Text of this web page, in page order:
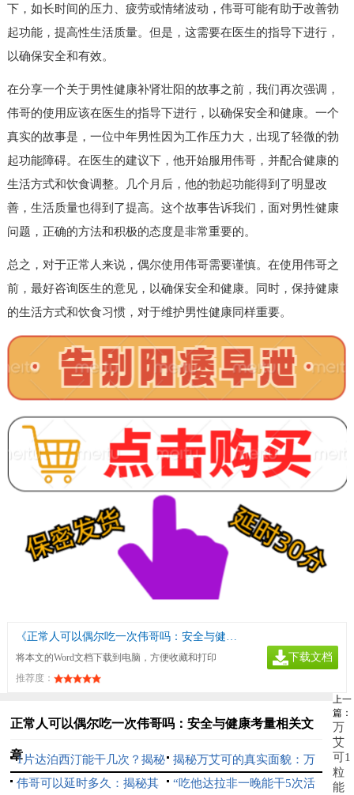
下，如长时间的压力、疲劳或情绪波动，伟哥可能有助于改善勃
起功能，提高性生活质量。但是，这需要在医生的指导下进行，
以确保安全和有效。
在分享一个关于男性健康补肾壮阳的故事之前，我们再次强调，
伟哥的使用应该在医生的指导下进行，以确保安全和健康。一个
真实的故事是，一位中年男性因为工作压力大，出现了轻微的勃
起功能障碍。在医生的建议下，他开始服用伟哥，并配合健康的
生活方式和饮食调整。几个月后，他的勃起功能得到了明显改
善，生活质量也得到了提高。这个故事告诉我们，面对男性健康
问题，正确的方法和积极的态度是非常重要的。
总之，对于正常人来说，偶尔使用伟哥需要谨慎。在使用伟哥之
前，最好咨询医生的意见，以确保安全和健康。同时，保持健康
的生活方式和饮食习惯，对于维护男性健康同样重要。
《正常人可以偶尔吃一次伟哥吗：安全与健康考量》
将本文的Word文档下载到电脑，方便收藏和打印
推荐度：
下载文档
正常人可以偶尔吃一次伟哥吗：安全与健康考量相关文
章1片达泊西汀能干几次？揭秘
其效果与使用指南
揭秘万艾可的真实面貌：万
艾可长什么样？
伟哥可以延时多久：揭秘其
“吃他达拉非一晚能干5次活
上一
篇：
万
艾
可1
粒
能